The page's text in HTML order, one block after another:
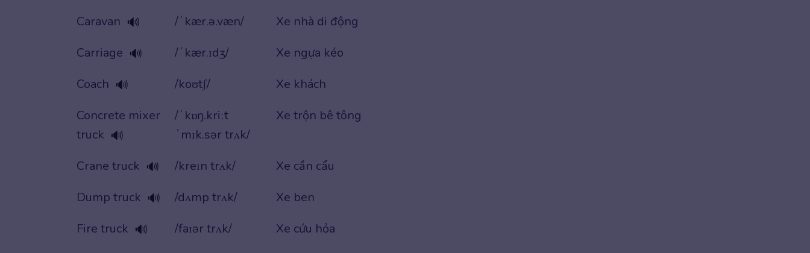
Caravan 🔊 /ˈkær.ə.væn/
Xe nhà di động
Carriage 🔊 /ˈkær.ɪdʒ/
Xe ngựa kéo
Coach 🔊 /koʊtʃ/
Xe khách
Concrete mixer
truck 🔊
/ˈkɒŋ.kriːt
ˈmɪk.sər trʌk/
Xe trộn bê tông
Crane truck 🔊 /kreɪn trʌk/
Xe cần cẩu
Dump truck 🔊 /dʌmp trʌk/
Xe ben
Fire truck 🔊 /faɪər trʌk/
Xe cứu hỏa